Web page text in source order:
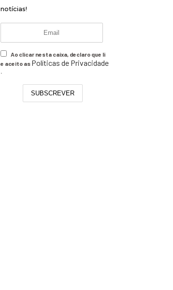
notícias!
Ao clicar nesta caixa, declaro que li
e aceito as Políticas de Privacidade
.
SUBSCREVER